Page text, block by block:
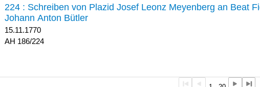
224 : Schreiben von Plazid Josef Leonz Meyenberg an Beat
Johann Anton Bütler
15.11.1770
186/224